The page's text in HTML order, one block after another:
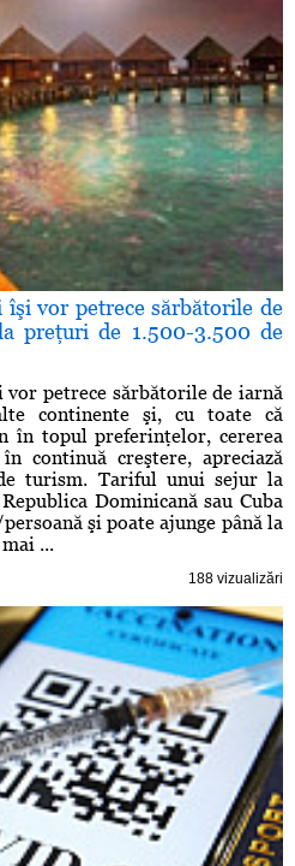
vor petrece sărbătorile de
preţuri de 1.500-3.500 de
vor petrece sărbătorile de iarnă
continente şi, cu toate că
în topul preferinţelor, cererea
continuă creştere, apreciază
turism. Tariful unui sejur la
Dominicană sau Cuba
şi poate ajunge până la
...
188 vizualizări